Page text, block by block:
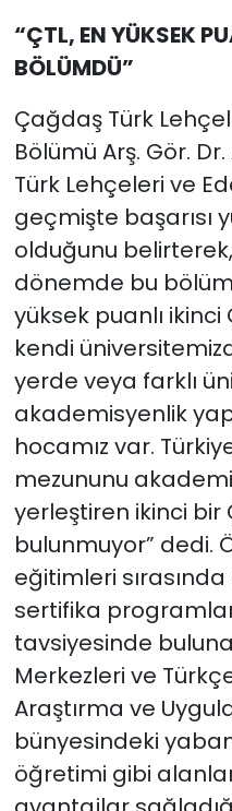
“ÇTL, EN YÜKSEK
BÖLÜMDÜ”
Çağdaş Türk
Bölümü Arş. Gör.
Türk Lehçeleri ve
geçmişte başarısı
olduğunu
dönemde bu bölüm
yüksek puanlı ikinci
kendi
yerde veya farklı
akademisyenlik
hocamız var.
mezununu
yerleştiren ikinci bir
bulunmuyor” dedi.
eğitimleri
sertifika
tavsiyesinde
Merkezleri ve
Araştırma ve
bünyesindeki
öğretimi gibi